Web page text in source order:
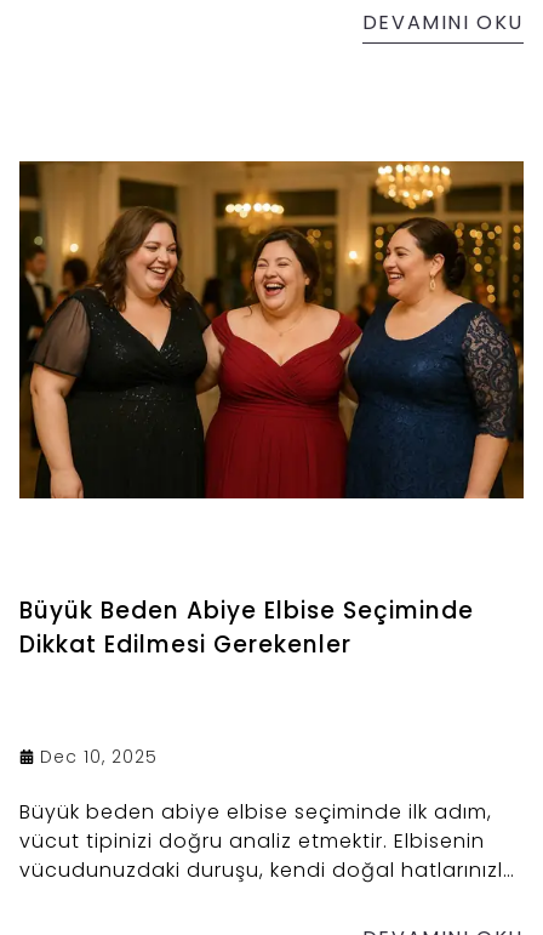
DEVAMINI OKU
Büyük Beden Abiye Elbise Seçiminde
Dikkat Edilmesi Gerekenler
Dec 10, 2025
Büyük beden abiye elbise seçiminde ilk adım,
vücut tipinizi doğru analiz etmektir. Elbisenin
vücudunuzdaki duruşu, kendi doğal hatlarınızla